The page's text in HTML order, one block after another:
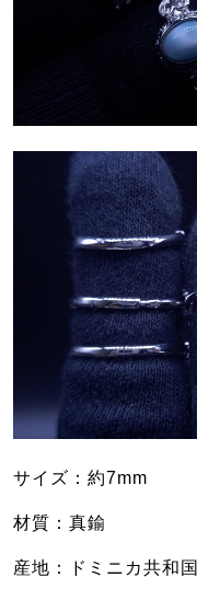
サイズ：約7mm
材質：真鍮
産地：ドミニカ共和国